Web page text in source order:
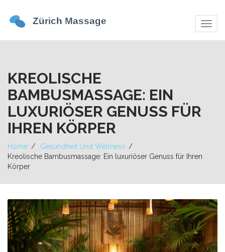
KREOLISCHE
BAMBUSMASSAGE: EIN
LUXURIÖSER GENUSS FÜR
IHREN KÖRPER
Home
Gesundheit Und Wellness
Kreolische Bambusmassage: Ein luxuriöser Genuss für Ihren
Körper